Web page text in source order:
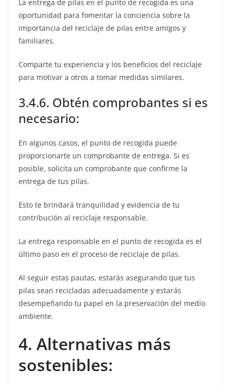
La entrega de pilas en el punto de recogida es una
oportunidad para fomentar la conciencia sobre la
importancia del reciclaje de pilas entre amigos y
familiares.
Comparte tu experiencia y los beneficios del reciclaje
para motivar a otros a tomar medidas similares.
3.4.6. Obtén comprobantes si es
necesario:
En algunos casos, el punto de recogida puede
proporcionarte un comprobante de entrega. Si es
posible, solicita un comprobante que confirme la
entrega de tus pilas.
Esto te brindará tranquilidad y evidencia de tu
contribución al reciclaje responsable.
La entrega responsable en el punto de recogida es el
último paso en el proceso de reciclaje de pilas.
Al seguir estas pautas, estarás asegurando que tus
pilas sean recicladas adecuadamente y estarás
desempeñando tu papel en la preservación del medio
ambiente.
4. Alternativas más
sostenibles: